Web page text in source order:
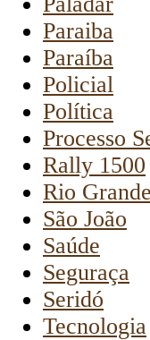
Paraiba
Paraíba
Policial
Política
Processo
Rally 1500
Rio
São João
Saúde
Seguraça
Seridó
Tecnologia